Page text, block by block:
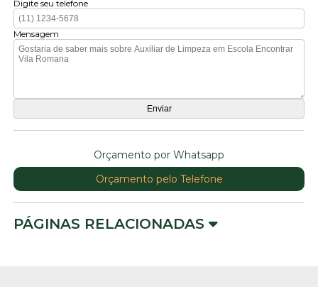
Digite seu telefone
Mensagem
Orçamento por Whatsapp
Orçamento pelo Telefone
PÁGINAS RELACIONADAS